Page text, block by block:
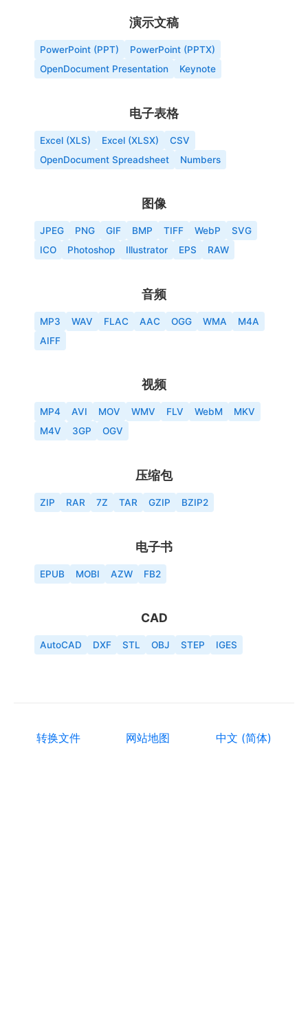
演示文稿
PowerPoint (PPT)
PowerPoint (PPTX)
OpenDocument Presentation
Keynote
电子表格
Excel (XLS) Excel (XLSX)
CSV
OpenDocument Spreadsheet
Numbers
图像
JPEG PNG GIF BMP TIFF WebP
SVG
ICO
Photoshop Illustrator EPS RAW
音频
MP3 WAV FLAC AAC OGG WMA
M4A
AIFF
视频
MP4 AVI MOV WMV FLV WebM
MKV
M4V
3GP OGV
压缩包
ZIP RAR 7Z TAR GZIP BZIP2
电子书
EPUB MOBI AZW FB2
CAD
AutoCAD DXF STL OBJ STEP IGES
转换文件 网站地图 中文 (简体)